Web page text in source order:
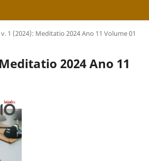
v. 1 (2024): Meditatio 2024 Ano 11 Volume 01
2024 Ano 11